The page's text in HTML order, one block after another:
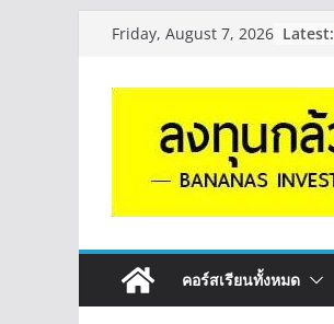
content
Friday, August 7, 2026 Latest:
คอร์สเรียนทั้งหมด